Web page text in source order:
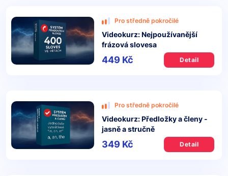
Pro středně pokročilé
Videokurz: Nejpoužívanější
frázová slovesa
449 Kč Detail
Pro středně pokročilé
Videokurz: Předložky a členy -
jasně a stručně
349 Kč Detail